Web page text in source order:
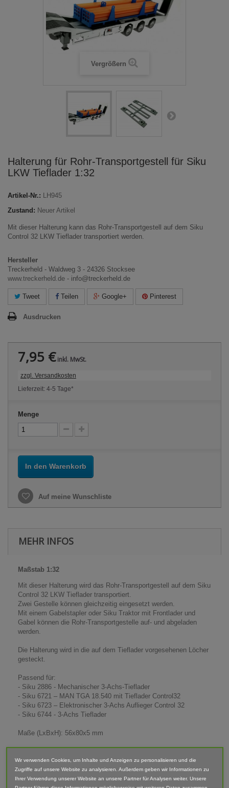
Vergrößern
Halterung für Rohr-Transportgestell für Siku
LKW Tieflader 1:32
Artikel-Nr.: LH945
Zustand: Neuer Artikel
Mit dieser Halterung kann das Rohr-Transportgestell auf dem Siku
Control 32 LKW Tieflader transportiert werden.
Hersteller
Treckerheld - Waldweg 3 - 24326 Stocksee
www.treckerheld.de - info@treckerheld.de
Tweet Teilen Google+ Pinterest
Ausdrucken
7,95 €inkl. MwSt.
zzgl. Versandkosten
Lieferzeit: 4-5 Tage*
Menge
In den Warenkorb
Auf meine Wunschliste
MEHR INFOS
Maßstab 1:32
Mit dieser Halterung wird das Rohr-Transportgestell auf dem Siku
Control 32 LKW Tieflader transportiert.
Zwei Gestelle können gleichzeitig eingesetzt werden.
Mit einem Gabelstapler oder Siku Traktor mit Frontlader und
Gabel können die Rohr-Transportgestelle auf- und abgeladen
werden.
Die Halterung wird in die auf dem Tieflader vorgesehenen Löcher
gesteckt.
Passend für:
- Siku 2886 - Mechanischer 3-Achs-Tieflader
- Siku 6721 – MAN TGA 18.540 mit Tieflader Control32
- Siku 6723 – Elektronischer 3-Achs Auflieger Control 32
- Siku 6744 - 3-Achs Tieflader
Maße (LxBxH): 56x80x5 mm
Abgebildete Fahrzeuge und Zubehör sind nicht im Lieferumfang
enthalten.
Wir verwenden Cookies, um Inhalte und Anzeigen zu personalisieren und die
Zugriffe auf unsere Website zu analysieren. Außerdem geben wir Informationen zu
Ihrer Verwendung unserer Website an unsere Partner für Analysen weiter. Unsere